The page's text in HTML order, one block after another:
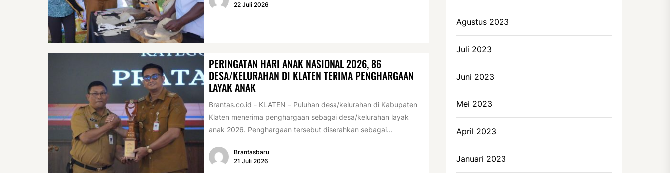
22 Juli 2026
PERINGATAN HARI ANAK NASIONAL 2026, 86
DESA/KELURAHAN DI KLATEN TERIMA PENGHARGAAN
LAYAK ANAK
Brantas.co.id - KLATEN – Puluhan desa/kelurahan di Kabupaten
Klaten menerima penghargaan sebagai desa/kelurahan layak
anak 2026. Penghargaan tersebut diserahkan sebagai...
Brantasbaru
21 Juli 2026
Agustus 2023
Juli 2023
Juni 2023
Mei 2023
April 2023
Januari 2023